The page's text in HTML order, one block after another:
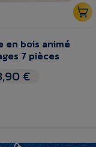
en bois animé
7 pièces
€